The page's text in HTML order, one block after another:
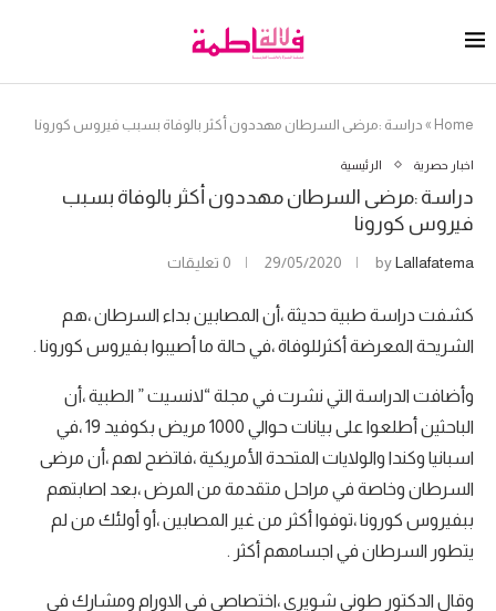
Home
» دراسة :مرضى السرطان مهددون أكثر بالوفاة بسبب فيروس كورونا
اخبار حصرية الرئيسية
دراسة :مرضى السرطان مهددون أكثر بالوفاة بسبب
فيروس كورونا
byLallafatema
29/05/2020 0 تعليقات
كشفت دراسة طبية حديثة ،أن المصابين بداء السرطان ،هم
الشريحة المعرضة أكثرللوفاة ،في حالة ما أصيبوا بفيروس كورونا .
وأضافت الدراسة التي نشرت في مجلة “لانسيت ” الطبية ،أن
الباحثين أطلعوا على بيانات حوالي 1000 مريض بكوفيد 19 ،في
اسبانيا وكندا والولايات المتحدة الأمريكية ،فاتضح لهم ،أن مرضى
السرطان وخاصة في مراحل متقدمة من المرض ،بعد اصابتهم
ببفيروس كورونا ،توفوا أكثر من غير المصابين ،أو أولئك من لم
يتطور السرطان في اجسامهم أكثر .
وقال الدكتور طوني شويري ،اختصاصي في الاورام ومشارك في